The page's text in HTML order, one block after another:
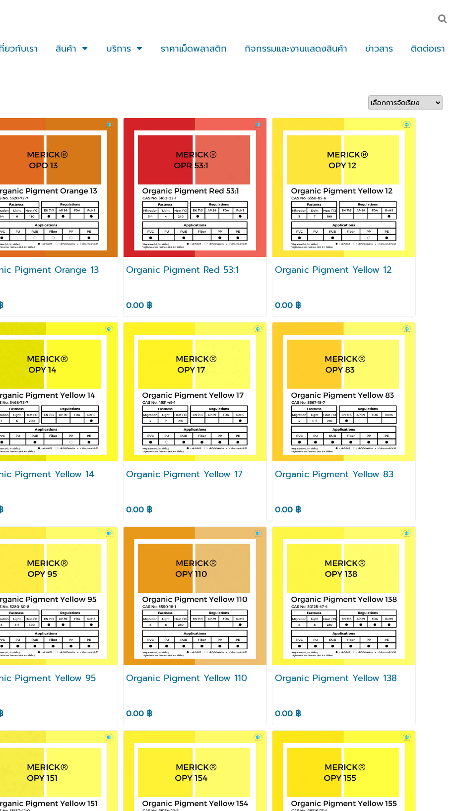
ยวกับเรา สินค้า บริการ ราคาเม็ดพลาสติก กิจกรรมและงานแสดงสินค้า ข่าวสาร ติดต่อเรา
Pigment Orange 13 Organic Pigment Red 53:1
0.00 ฿
Organic Pigment Yellow 12
0.00 ฿
Pigment Yellow 14 Organic Pigment Yellow 17
0.00 ฿
Organic Pigment Yellow 83
0.00 ฿
Pigment Yellow 95 Organic Pigment Yellow 110
0.00 ฿
Organic Pigment Yellow 138
0.00 ฿